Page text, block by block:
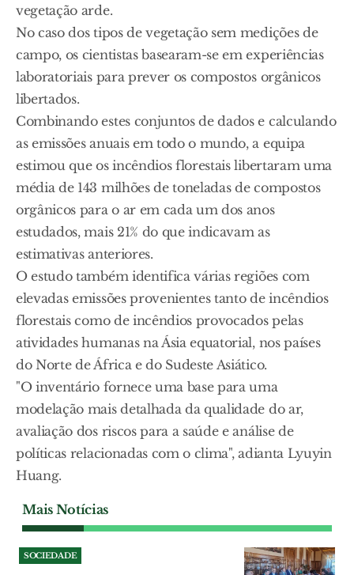
vegetação arde.
No caso dos tipos de vegetação sem medições de
campo, os cientistas basearam-se em experiências
laboratoriais para prever os compostos orgânicos
libertados.
Combinando estes conjuntos de dados e calculando
as emissões anuais em todo o mundo, a equipa
estimou que os incêndios florestais libertaram uma
média de 143 milhões de toneladas de compostos
orgânicos para o ar em cada um dos anos
estudados, mais 21% do que indicavam as
estimativas anteriores.
O estudo também identifica várias regiões com
elevadas emissões provenientes tanto de incêndios
florestais como de incêndios provocados pelas
atividades humanas na Ásia equatorial, nos países
do Norte de África e do Sudeste Asiático.
"O inventário fornece uma base para uma
modelação mais detalhada da qualidade do ar,
avaliação dos riscos para a saúde e análise de
políticas relacionadas com o clima", adianta Lyuyin
Huang.
Mais Notícias
SOCIEDADE